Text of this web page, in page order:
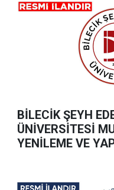
BİLECİK ŞEYH
ÜNİVERSİTESİ
YENİLEME VE